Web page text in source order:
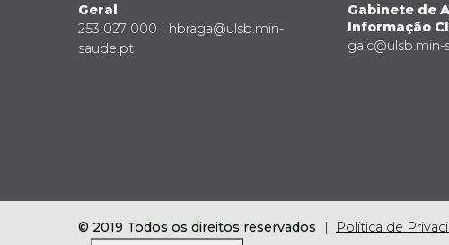
Geral
253 027 000 | hbraga@ulsb.min-
saude.pt
Gabinete de
Informação
© 2019 Todos os direitos reservados Política de